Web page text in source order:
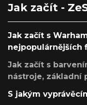
Jak začít -
Jak začít s
nejpopulárnějších
Jak začít s
nástroje, základní
S jakým